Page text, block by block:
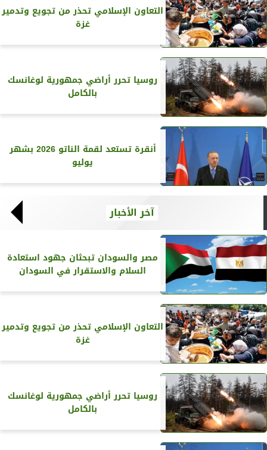
التعاون الإسلامي تحذر من تجويع وتدمير
غزة
روسيا تحرر أراضي جمهورية لوغانسك
بالكامل
أنقرة تستعد لقمة الناتو 2026 بشهر
يوليو
آخر الأخبار
مصر والسودان تبحثان جهود استعادة
السلام والاستقرار في السودان
التعاون الإسلامي تحذر من تجويع وتدمير
غزة
روسيا تحرر أراضي جمهورية لوغانسك
بالكامل